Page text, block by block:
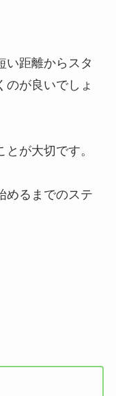
い距離からスタ
のが良いでしょ
が大切です。
めるまでのステ